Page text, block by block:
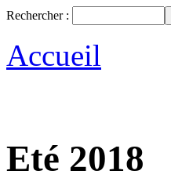
Rechercher :
Accueil
Eté 2018